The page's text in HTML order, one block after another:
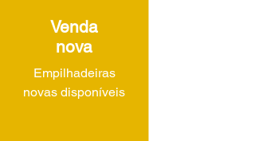
Venda
nova
Empilhadeiras
novas disponíveis